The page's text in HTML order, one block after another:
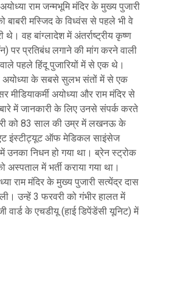
राम जन्मभूमि मंदिर के मुख्य पुजारी
मस्जिद के विध्वंस से पहले भी वे
थे। वह बांग्लादेश में अंतर्राष्ट्रीय कृष्ण
पर प्रतिबंध लगाने की मांग करने वाली
पहले हिंदू पुजारियों में से एक थे।
अयोध्या के सबसे सुलभ संतों में से एक
मीडियाकर्मी अयोध्या और राम मंदिर से
में जानकारी के लिए उनसे संपर्क करते
को 83 साल की उम्र में लखनऊ के
इंस्टीट्यूट ऑफ मेडिकल साइंसेज
उनका निधन हो गया था। ब्रेन स्ट्रोक
अस्पताल में भर्ती कराया गया था।
राम मंदिर के मुख्य पुजारी सत्येंद्र दास
उन्हें 3 फरवरी को गंभीर हालत में
वार्ड के एचडीयू (हाई डिपेंडेंसी यूनिट) में